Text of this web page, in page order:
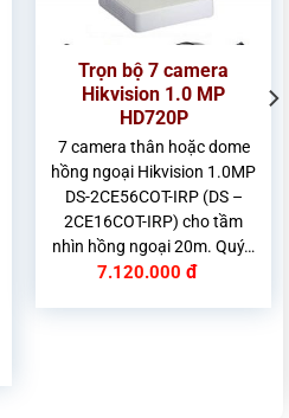
Trọn bộ 7 camera
Hikvision 1.0 MP
HD720P
7 camera thân hoặc dome
hồng ngoại Hikvision 1.0MP
DS-2CE56COT-IRP (DS –
2CE16COT-IRP) cho tầm
nhìn hồng ngoại 20m. Quý…
7.120.000 đ